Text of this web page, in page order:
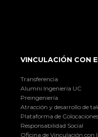
VINCULACIÓN CON
Transferencia
Alumni Ingeniería UC
Preingeniería
Atracción y desarrollo de
Plataforma de Colocaciones
Responsabilidad Social
Oficina de Vinculación con